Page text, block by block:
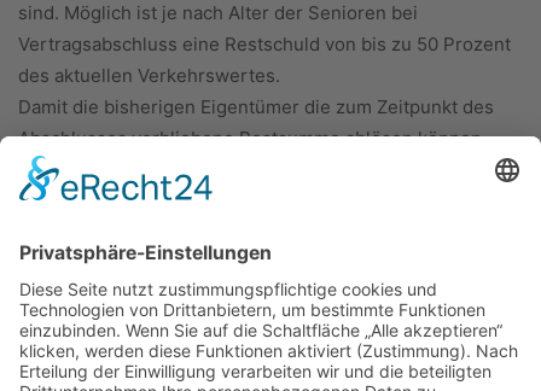
sind. Möglich ist je nach Alter der Senioren bei
Vertragsabschluss eine Restschuld von bis zu 50 Prozent
des aktuellen Verkehrswertes.
Damit die bisherigen Eigentümer die zum Zeitpunkt des
Abschlusses verbliebene Restsumme ablösen können,
werden auf Wunsch größere Einmalbeträge ausgezahlt.
Auch reine Einmalzahlungen ohne monatliche Leibrente